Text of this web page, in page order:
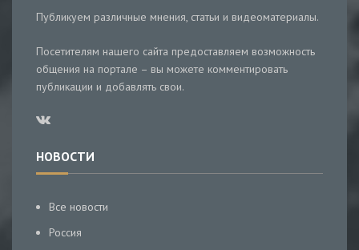
Публикуем различные мнения, статьи и видеоматериалы.
Посетителям нашего сайта предоставляем возможность
общения на портале – вы можете комментировать
публикации и добавлять свои.
НОВОСТИ
Все новости
Россия